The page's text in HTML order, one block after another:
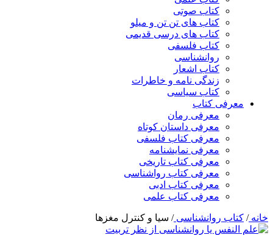
کتاب صوتی
کتاب های تن تن و میلو
کتاب های درسی قدیمی
کتاب فلسفی
روانشناسی
کتاب اشعار
زندگی نامه و خاطرات
کتاب سیاسی
معرفی کتاب
معرفی رمان
معرفی داستان کوتاه
معرفی کتاب فلسفی
معرفی نمایشنامه
معرفی کتاب تاریخی
معرفی کتاب رواشناسی
معرفی کتاب ادبی
معرفی کتاب علمی
خانه/ کتاب روانشناسی/ سیا و کنترل مغزها